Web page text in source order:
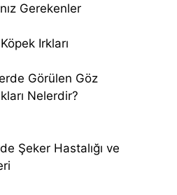
Gerekenler
Irkları
Görülen Göz
Nelerdir?
Şeker Hastalığı ve